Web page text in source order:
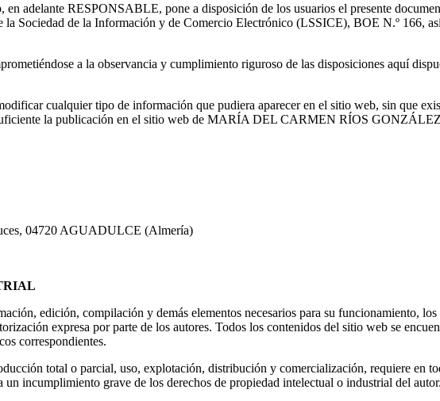
RESPONSABLE, pone a disposición de los usuarios el presente
Sociedad de la Información y de Comercio Electrónico (LSSICE), BOE N.º 166,
a la observancia y cumplimiento riguroso de las disposiciones aquí
cualquier tipo de información que pudiera aparecer en el sitio web, sin que
la publicación en el sitio web de MARÍA DEL CARMEN RÍOS
04720 AGUADULCE (Almería)
edición, compilación y demás elementos necesarios para su funcionamiento,
expresa por parte de los autores. Todos los contenidos del sitio web se
correspondientes.
total o parcial, uso, explotación, distribución y comercialización, requiere en
incumplimiento grave de los derechos de propiedad intelectual o industrial del autor.